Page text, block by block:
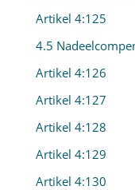
Artikel 4:125
4.5
Artikel 4:126
Artikel 4:127
Artikel 4:128
Artikel 4:129
Artikel 4:130